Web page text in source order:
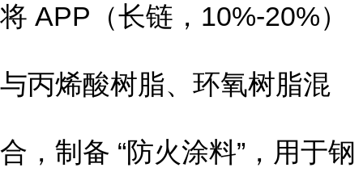
将 APP（长链，10%-20%）
与丙烯酸树脂、环氧树脂混
合，制备 “防火涂料”，用于钢